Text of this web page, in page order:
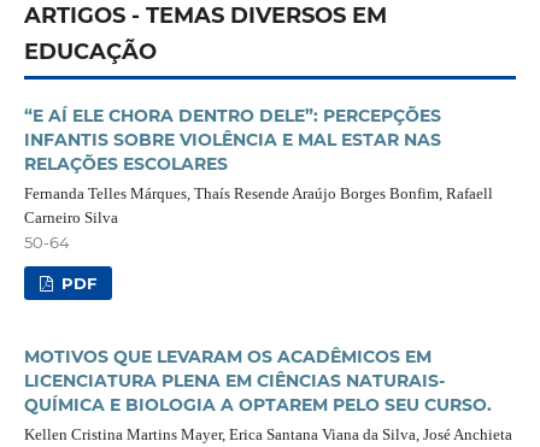
ARTIGOS - TEMAS DIVERSOS EM
EDUCAÇÃO
“E AÍ ELE CHORA DENTRO DELE”: PERCEPÇÕES
INFANTIS SOBRE VIOLÊNCIA E MAL ESTAR NAS
RELAÇÕES ESCOLARES
Fernanda Telles Márques, Thaís Resende Araújo Borges Bonfim, Rafaell
Carneiro Silva
50-64
PDF
MOTIVOS QUE LEVARAM OS ACADÊMICOS EM
LICENCIATURA PLENA EM CIÊNCIAS NATURAIS-
QUÍMICA E BIOLOGIA A OPTAREM PELO SEU CURSO.
Kellen Cristina Martins Mayer, Erica Santana Viana da Silva, José Anchieta